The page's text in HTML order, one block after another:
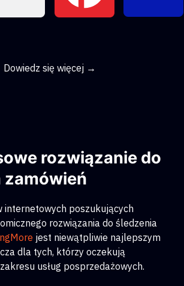
Dowiedz się więcej →
rozwiązanie do
zamówień
internetowych poszukujących
rozwiązania do śledzenia
jest niewątpliwie najlepszym
dla tych, którzy oczekują
usług posprzedażowych.